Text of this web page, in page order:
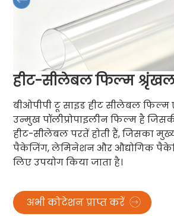
हीट-सीलेबल फिल्म
बीओपीपी टू साइड हीट सीलेबल फिल्म
उन्मुख पॉलीप्रोपाइलीन फिल्म है
हीट-सीलेबल परतें होती हैं, जिसका
पैकेजिंग, लेमिनेशन और औद्योगिक
लिए उपयोग किया जाता है।
अभी कोटेशन प्राप्त करें